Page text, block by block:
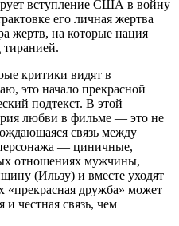
вступление США в войну
его личная жертва
жертв, на которые нация
критики видят в
это начало прекрасной
подтекст. В этой
любви в фильме — это не
связь между
— циничные,
отношениях мужчины,
(Ильзу) и вместе уходят
«прекрасная дружба» может
и честная связь, чем